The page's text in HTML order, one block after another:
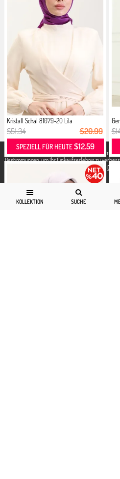
Wir verwenden Cookies in Übereinstimmung mit
Bestimmungen, um Ihr Einkaufserlebnis zu
Detallierte Informationen können Sie unsere
KOLLEKTION SUCHE
Kristall Schal 81079-20 Lila
$51.34 $20.99
SPEZIELL FÜR HEUTE$12.59